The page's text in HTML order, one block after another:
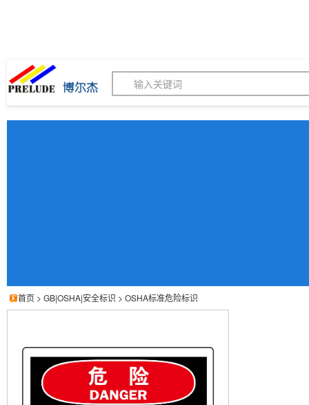
博尔杰PTS - 工业标识解
首页 > GB|OSHA|安全标识 > OSHA标准危险标识
博尔杰 危险标识 危险